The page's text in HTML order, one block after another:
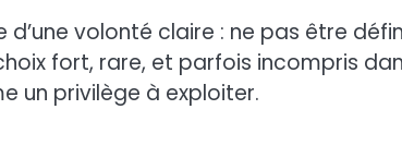
volonté claire : ne pas être
fort, rare, et parfois incompris
un privilège à exploiter.